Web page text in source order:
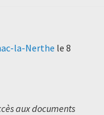
la-Nerthe le 8
aux documents